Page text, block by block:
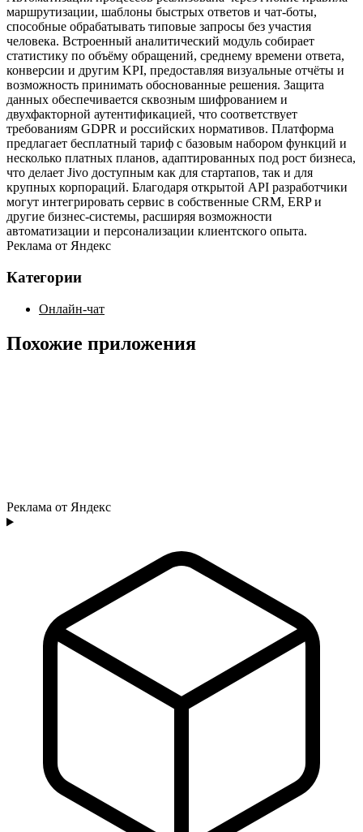
маршрутизации, шаблоны быстрых ответов и чат‑боты,
способные обрабатывать типовые запросы без участия
человека. Встроенный аналитический модуль собирает
статистику по объёму обращений, среднему времени ответа,
конверсии и другим KPI, предоставляя визуальные отчёты и
возможность принимать обоснованные решения. Защита
данных обеспечивается сквозным шифрованием и
двухфакторной аутентификацией, что соответствует
требованиям GDPR и российских нормативов. Платформа
предлагает бесплатный тариф с базовым набором функций и
несколько платных планов, адаптированных под рост бизнеса,
что делает Jivo доступным как для стартапов, так и для
крупных корпораций. Благодаря открытой API разработчики
могут интегрировать сервис в собственные CRM, ERP и
другие бизнес‑системы, расширяя возможности
автоматизации и персонализации клиентского опыта.
Реклама от Яндекс
Категории
Онлайн-чат
Похожие приложения
Реклама от Яндекс